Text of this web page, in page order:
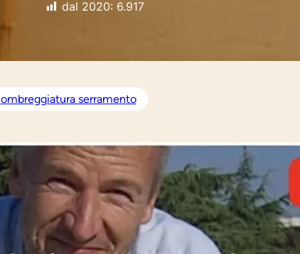
dal 2020: 6.917
ombreggiatura serramento